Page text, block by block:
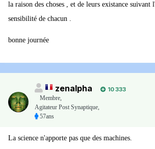
la raison des choses , et de leurs existance
sensibilité de chacun .
bonne journée
zenalpha
10 333
Membre,
Agitateur Post Synaptique,
57ans
La science n'apporte pas que des machines.